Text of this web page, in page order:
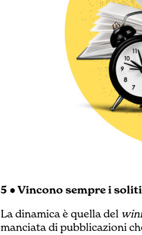
5 ● Vincono sempre i soliti
La dinamica è quella del
manciata di pubblicazioni